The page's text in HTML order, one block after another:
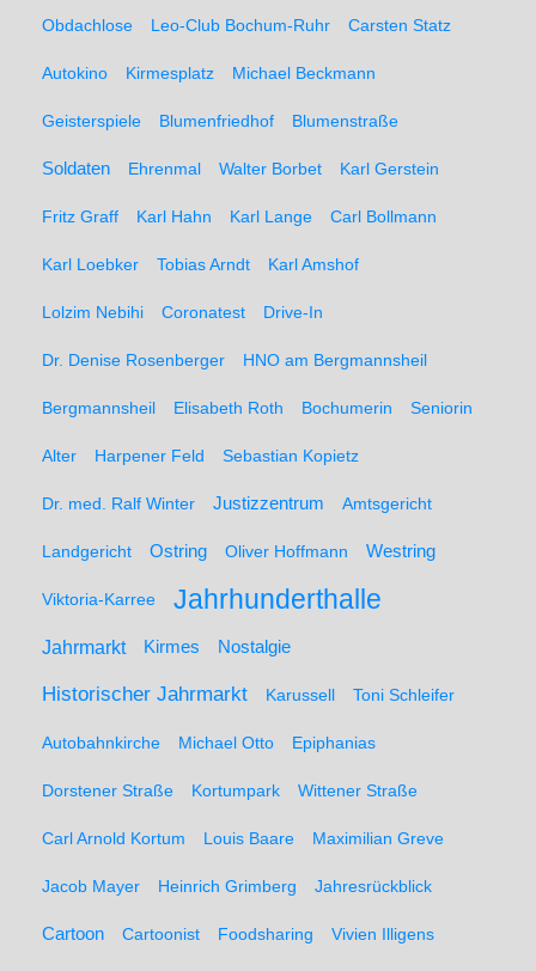
Obdachlose Leo-Club Bochum-Ruhr Carsten Statz
Autokino Kirmesplatz Michael Beckmann
Geisterspiele Blumenfriedhof Blumenstraße
Soldaten Ehrenmal Walter Borbet Karl Gerstein
Fritz Graff Karl Hahn Karl Lange Carl Bollmann
Karl Loebker Tobias Arndt Karl Amshof
Lolzim Nebihi Coronatest Drive-In
Dr. Denise Rosenberger HNO am Bergmannsheil
Bergmannsheil Elisabeth Roth Bochumerin Seniorin
Alter Harpener Feld Sebastian Kopietz
Dr. med. Ralf Winter Justizzentrum Amtsgericht
Landgericht Ostring Oliver Hoffmann Westring
Viktoria-Karree Jahrhunderthalle
Jahrmarkt Kirmes Nostalgie
Historischer Jahrmarkt Karussell Toni Schleifer
Autobahnkirche Michael Otto Epiphanias
Dorstener Straße Kortumpark Wittener Straße
Carl Arnold Kortum Louis Baare Maximilian Greve
Jacob Mayer Heinrich Grimberg Jahresrückblick
Cartoon Cartoonist Foodsharing Vivien Illigens